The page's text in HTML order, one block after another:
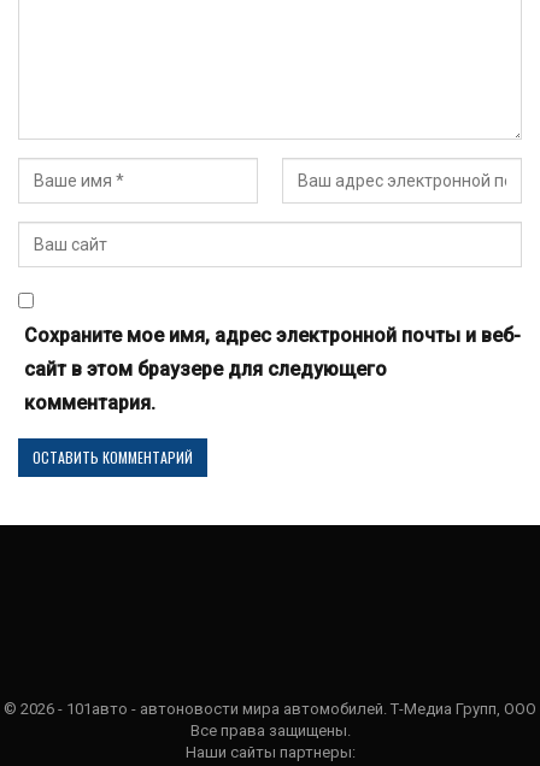
Сохраните мое имя, адрес электронной почты и веб-
сайт в этом браузере для следующего
комментария.
© 2026 - 101авто - автоновости мира автомобилей. Т-Медиа Групп, ООО
Все права защищены.
Наши сайты партнеры: